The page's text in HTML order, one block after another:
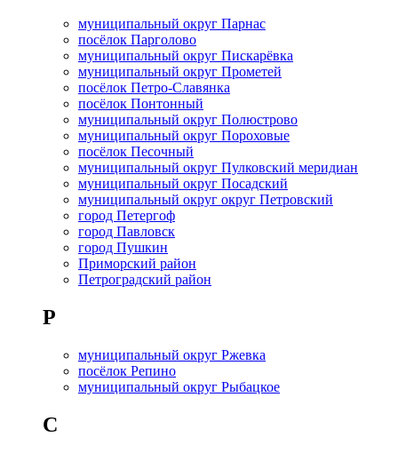
муниципальный округ Парнас
посёлок Парголово
муниципальный округ Пискарёвка
муниципальный округ Прометей
посёлок Петро-Славянка
посёлок Понтонный
муниципальный округ Полюстрово
муниципальный округ Пороховые
посёлок Песочный
муниципальный округ Пулковский меридиан
муниципальный округ Посадский
муниципальный округ округ Петровский
город Петергоф
город Павловск
город Пушкин
Приморский район
Петроградский район
Р
муниципальный округ Ржевка
посёлок Репино
муниципальный округ Рыбацкое
С